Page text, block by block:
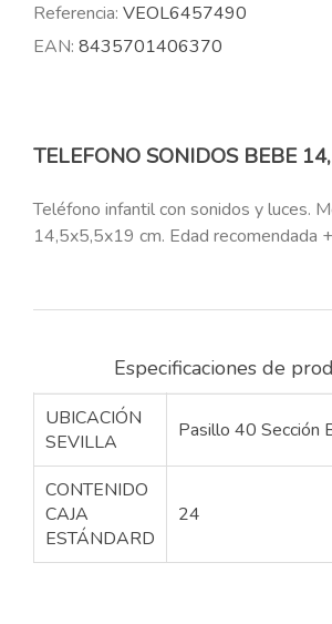
Referencia: VEOL6457490
EAN: 8435701406370
TELEFONO SONIDOS BEBE
Teléfono infantil con sonidos y luces.
14,5x5,5x19 cm. Edad recomendada
Especificaciones de
UBICACIÓN
SEVILLA
Pasillo 40 Sección
CONTENIDO
CAJA
ESTÁNDARD
24